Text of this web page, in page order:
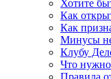
Хотите
Как
Как
Минусы
Клубу
Что нужно
Правила